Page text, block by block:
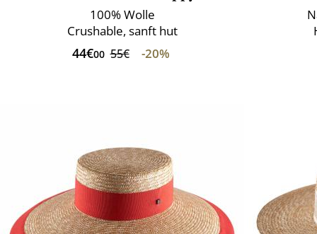
100% Wolle
Crushable, sanft hut
44€00 55€ -20%